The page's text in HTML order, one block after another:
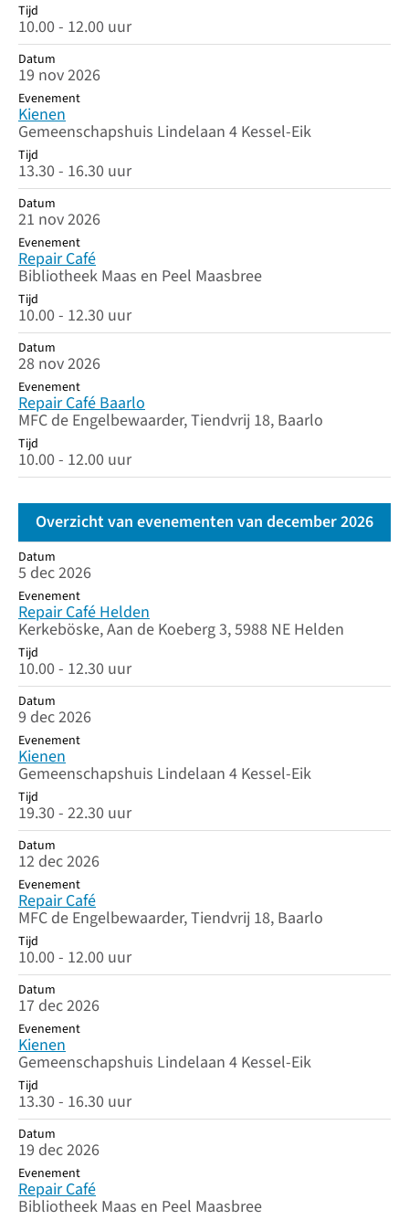
Tijd
10.00 - 12.00 uur
Datum
19 nov 2026
Evenement
Kienen
Gemeenschapshuis Lindelaan 4 Kessel-Eik
Tijd
13.30 - 16.30 uur
Datum
21 nov 2026
Evenement
Repair Café
Bibliotheek Maas en Peel Maasbree
Tijd
10.00 - 12.30 uur
Datum
28 nov 2026
Evenement
Repair Café Baarlo
MFC de Engelbewaarder, Tiendvrij 18, Baarlo
Tijd
10.00 - 12.00 uur
Overzicht van evenementen van december 2026
Datum
Datum
5 dec 2026
Evenement
Repair Café Helden
Kerkeböske, Aan de Koeberg 3, 5988 NE Helden
Tijd
10.00 - 12.30 uur
Datum
9 dec 2026
Evenement
Kienen
Gemeenschapshuis Lindelaan 4 Kessel-Eik
Tijd
19.30 - 22.30 uur
Datum
12 dec 2026
Evenement
Repair Café
MFC de Engelbewaarder, Tiendvrij 18, Baarlo
Tijd
10.00 - 12.00 uur
Datum
17 dec 2026
Evenement
Kienen
Gemeenschapshuis Lindelaan 4 Kessel-Eik
Tijd
13.30 - 16.30 uur
Datum
19 dec 2026
Evenement
Repair Café
Bibliotheek Maas en Peel Maasbree